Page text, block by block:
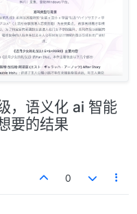
，语义化 ai 智能
要的结果
0